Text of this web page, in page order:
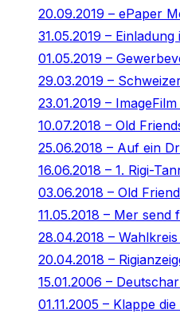
20.09.2019 – ePaper
31.05.2019 –
01.05.2019 –
29.03.2019 –
23.01.2019 –
10.07.2018 – Old
25.06.2018 – Auf ein
16.06.2018 – 1. Rigi-
03.06.2018 – Old
11.05.2018 – Mer send
28.04.2018 –
20.04.2018 –
15.01.2006 –
01.11.2005 – Klappe